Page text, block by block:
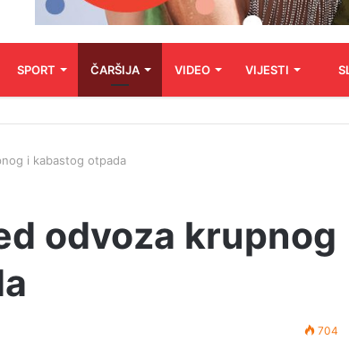
SPORT ČARŠIJA VIDEO VIJESTI
i kabastog otpada
odvoza krupnog
704